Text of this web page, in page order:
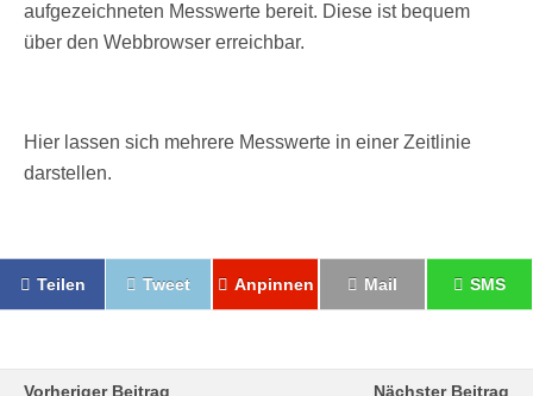
aufgezeichneten Messwerte bereit. Diese ist bequem
über den Webbrowser erreichbar.
Hier lassen sich mehrere Messwerte in einer Zeitlinie
darstellen.
Teilen Tweet Anpinnen Mail SMS
Vorheriger Beitrag
Nächster Beitrag